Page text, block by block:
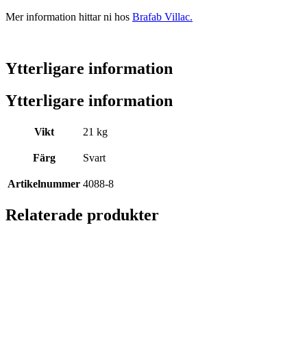
Mer information hittar ni hos Brafab Villac.
Ytterligare information
Ytterligare information
Vikt 21 kg
Färg Svart
Artikelnummer 4088-8
Relaterade produkter